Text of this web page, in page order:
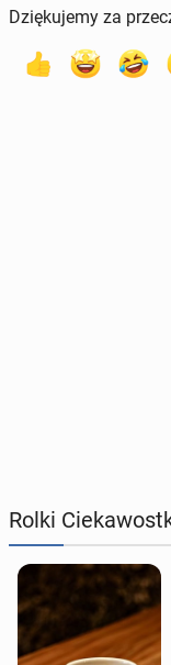
Dziękujemy za
Rolki